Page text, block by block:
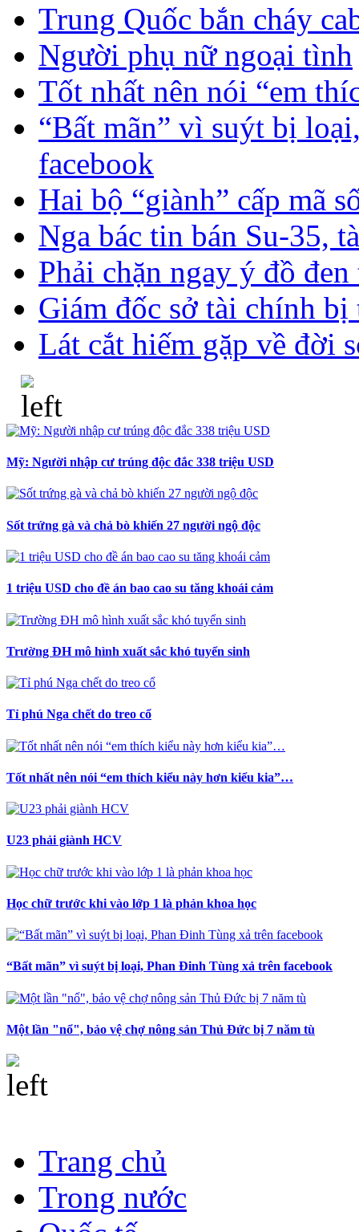
Trung Quốc bắn cháy
Người phụ nữ ngoại tình
Tốt nhất nên nói “em
“Bất mãn” vì suýt bị
facebook
Hai bộ “giành” cấp mã
Nga bác tin bán Su-35,
Phải chặn ngay ý đồ
Giám đốc sở tài chính
Lát cắt hiếm gặp về đời
Mỹ: Người nhập cư trúng độc đắc 338 triệu USD
Sốt trứng gà và chả bò khiến 27 người ngộ độc
1 triệu USD cho đề án bao cao su tăng khoái cảm
Trường ĐH mô hình xuất sắc khó tuyển sinh
Tỉ phú Nga chết do treo cổ
Tốt nhất nên nói “em thích kiểu này hơn kiểu kia”…
U23 phải giành HCV
Học chữ trước khi vào lớp 1 là phản khoa học
“Bất mãn” vì suýt bị loại, Phan Đinh Tùng xả trên facebook
Một lần "nổ", bảo vệ chợ nông sản Thủ Đức bị 7 năm tù
Trang chủ
Trong nước